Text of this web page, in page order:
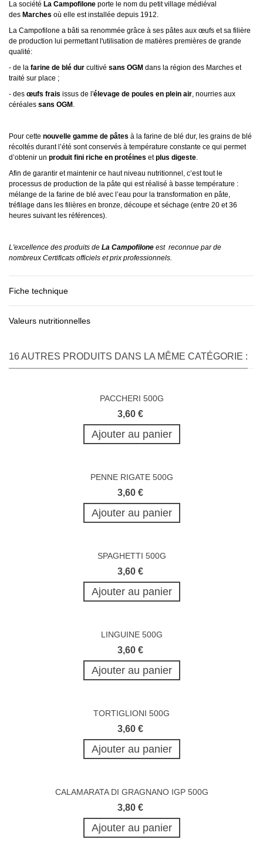
La société La Campofilone porte le nom du petit village médiéval
des Marches où elle est installée depuis 1912.
La Campofilone a bâti sa renommée grâce à ses pâtes aux œufs et sa filière
de production lui permettant l'utilisation de matières premières de grande
qualité:
- de la farine de blé dur cultivé sans OGM dans la région des Marches et
traité sur place ;
- des œufs frais issus de l'élevage de poules en plein air , nourries aux
céréales sans OGM
Pour cette nouvelle gamme de pâtes à la farine de blé dur, les grains de blé
récoltés durant l’été sont conservés à température constante ce qui permet
d’obtenir un produit fini riche en protéines etplus digeste
Afin de garantir et maintenir ce haut niveau nutritionnel, c’est tout le
processus de production de la pâte qui est réalisé à basse température :
mélange de la farine de blé avec l’eau pour la transformation en pâte,
tréfilage dans les filières en bronze, découpe et séchage (entre 20 et 36
heures suivant les références).
L'excellence des produits de La Campofilone est reconnue par de
nombreux Certificats officiels et prix professionnels.
Fiche technique
Valeurs nutritionnelles
16 AUTRES PRODUITS DANS LA MÊME CATÉGORIE :
PACCHERI 500G
3,60 €
Ajouter au panier
PENNE RIGATE 500G
3,60 €
Ajouter au panier
SPAGHETTI 500G
3,60 €
Ajouter au panier
LINGUINE 500G
3,60 €
Ajouter au panier
TORTIGLIONI 500G
3,60 €
Ajouter au panier
CALAMARATA DI GRAGNANO IGP 500G
3,80 €
Ajouter au panier